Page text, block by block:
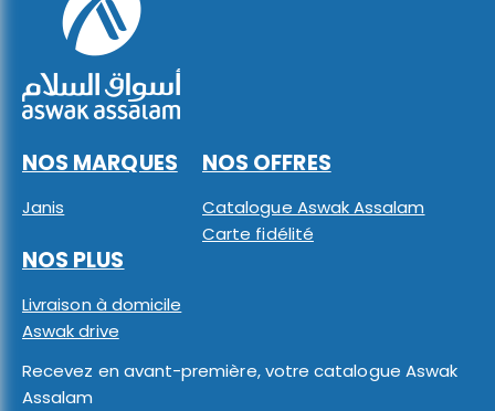
NOS MARQUES
Janis
NOS OFFRES
Catalogue Aswak Assalam
Carte fidélité
NOS PLUS
Livraison à domicile
Aswak drive
Recevez en avant-première, votre catalogue Aswak
Assalam